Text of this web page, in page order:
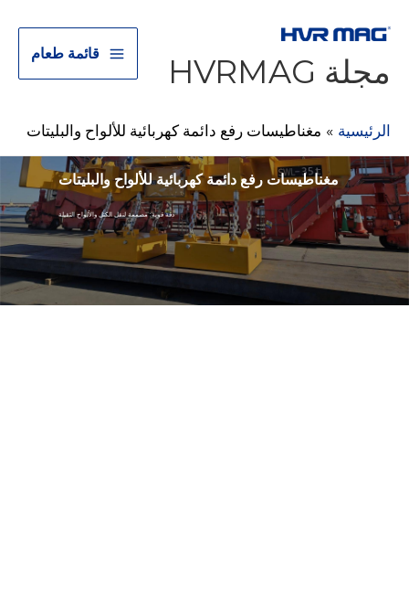
مجلة HVRMAG قائمة طعام
الرئيسية مغناطيسات رفع دائمة كهربائية للألواح والبليتات
مغناطيسات رفع دائمة كهربائية للألواح والبليتات
دقة قوية: مصممة لنقل الكتل والألواح الثقيلة